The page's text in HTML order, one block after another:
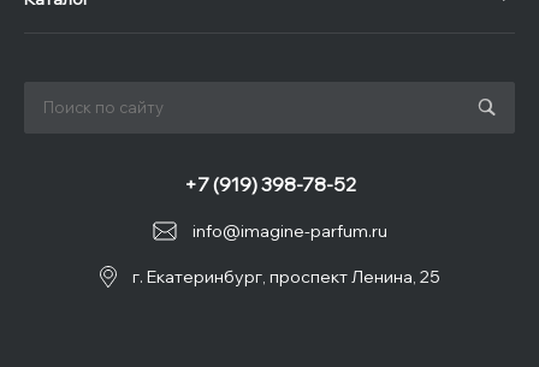
info@imagine-parfum.ru
+7 (919) 398-78-52
г. Екатеринбург, проспект Ленина, 25